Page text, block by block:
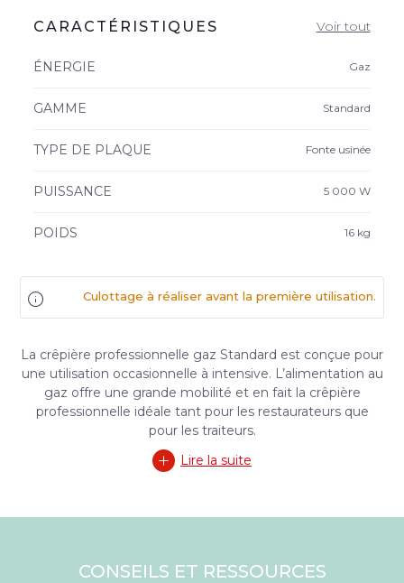
CARACTÉRISTIQUES Voir tout
ÉNERGIE Gaz
GAMME Standard
TYPE DE PLAQUE Fonte usinée
PUISSANCE 5 000 W
POIDS 16 kg
Culottage à réaliser avant la première utilisation.
La crêpière professionnelle gaz Standard est conçue pour
une utilisation occasionnelle à intensive. L’alimentation au
gaz offre une grande mobilité et en fait la crêpière
professionnelle idéale tant pour les restaurateurs que
pour les traiteurs.
Lire la suite
CONSEILS ET RESSOURCES